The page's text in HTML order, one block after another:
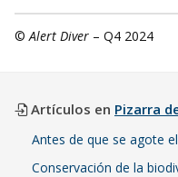
© Alert Diver – Q4 2024
Artículos en Pizarra
Antes de que se agote
Conservación de la